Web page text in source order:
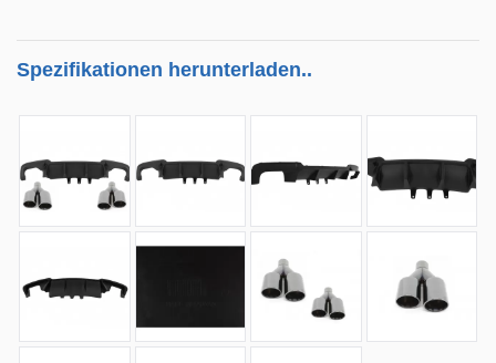
Spezifikationen herunterladen..